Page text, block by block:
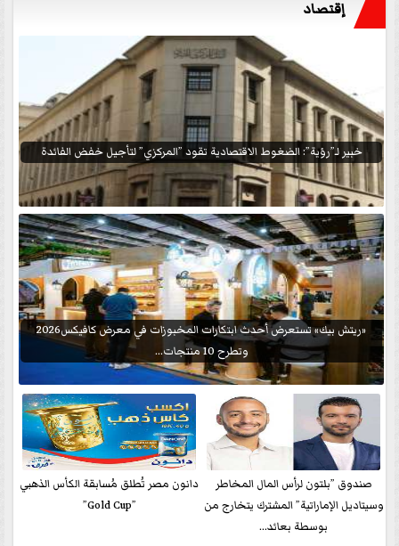
إقتصاد
خبير لـ”رؤية”: الضغوط الاقتصادية تقود ”المركزي” لتأجيل خفض الفائدة
«ريتش بيك» تستعرض أحدث ابتكارات المخبوزات في معرض كافيكس2026
وتطرح 10 منتجات...
صندوق ”بلتون لرأس المال المخاطر
وسيتاديل الإماراتية” المشترك يتخارج من
بوسطة بعائد...
دانون مصر تُطلق مُسابقة الكأس الذهبي
”Gold Cup”